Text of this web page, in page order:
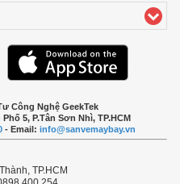
Công Nghệ GeekTek
5, P.Tân Sơn Nhì, TP.HCM
- Email: info@sanvemaybay.vn
TP.HCM